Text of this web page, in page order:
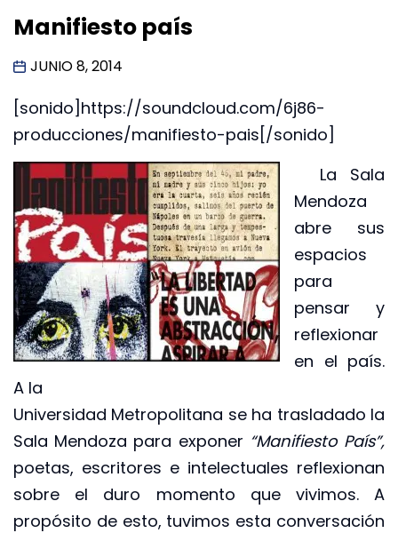
Manifiesto país
JUNIO 8, 2014
[sonido]https://soundcloud.com/6j86-
producciones/manifiesto-pais[/sonido]
La Sala
Mendoza
abre sus
espacios
para
pensar y
reflexionar
en el país.
A la
Universidad Metropolitana se ha trasladado la
Sala Mendoza para exponer “Manifiesto País”,
poetas, escritores e intelectuales reflexionan
sobre el duro momento que vivimos. A
propósito de esto, tuvimos esta conversación